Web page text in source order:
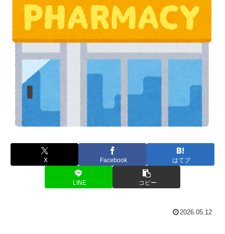
X Facebook はてブ
LINE コピー
2026.05.12